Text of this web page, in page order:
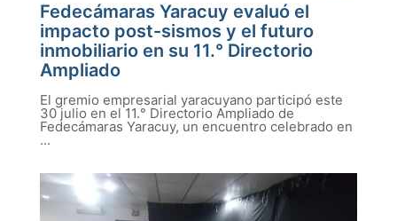
Fedecámaras Yaracuy evaluó el
impacto post-sismos y el futuro
inmobiliario en su 11.° Directorio
Ampliado
El gremio empresarial yaracuyano participó este
30 julio en el 11.° Directorio Ampliado de
Fedecámaras Yaracuy, un encuentro celebrado en
...